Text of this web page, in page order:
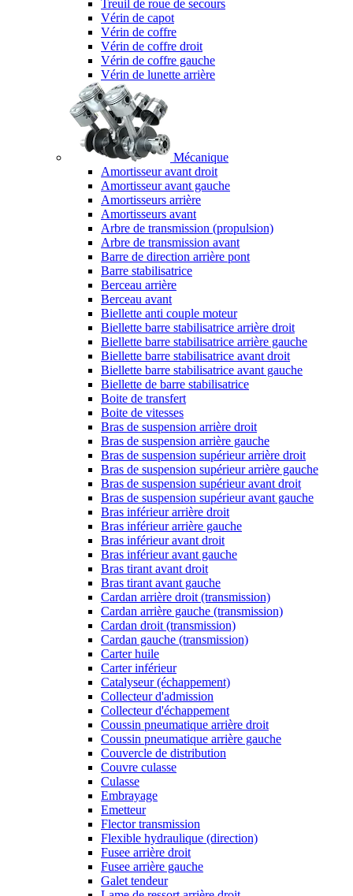
Treuil de roue de secours
Vérin de capot
Vérin de coffre
Vérin de coffre droit
Vérin de coffre gauche
Vérin de lunette arrière
Mécanique
Amortisseur avant droit
Amortisseur avant gauche
Amortisseurs arrière
Amortisseurs avant
Arbre de transmission (propulsion)
Arbre de transmission avant
Barre de direction arrière pont
Barre stabilisatrice
Berceau arrière
Berceau avant
Biellette anti couple moteur
Biellette barre stabilisatrice arrière droit
Biellette barre stabilisatrice arrière gauche
Biellette barre stabilisatrice avant droit
Biellette barre stabilisatrice avant gauche
Biellette de barre stabilisatrice
Boite de transfert
Boite de vitesses
Bras de suspension arrière droit
Bras de suspension arrière gauche
Bras de suspension supérieur arrière droit
Bras de suspension supérieur arrière gauche
Bras de suspension supérieur avant droit
Bras de suspension supérieur avant gauche
Bras inférieur arrière droit
Bras inférieur arrière gauche
Bras inférieur avant droit
Bras inférieur avant gauche
Bras tirant avant droit
Bras tirant avant gauche
Cardan arrière droit (transmission)
Cardan arrière gauche (transmission)
Cardan droit (transmission)
Cardan gauche (transmission)
Carter huile
Carter inférieur
Catalyseur (échappement)
Collecteur d'admission
Collecteur d'échappement
Coussin pneumatique arrière droit
Coussin pneumatique arrière gauche
Couvercle de distribution
Couvre culasse
Culasse
Embrayage
Emetteur
Flector transmission
Flexible hydraulique (direction)
Fusee arrière droit
Fusee arrière gauche
Galet tendeur